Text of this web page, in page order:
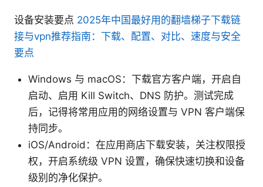
设备安装要点 2025年中国最好用的翻墙梯子下载链
接与vpn推荐指南：下载、配置、对比、速度与安全
要点
Windows 与 macOS：下载官方客户端，开启自
启动、启用 Kill Switch、DNS 防护。测试完成
后，记得将常用应用的网络设置与 VPN 客户端保
持同步。
iOS/Android：在应用商店下载安装，关注权限授
权，开启系统级 VPN 设置，确保快速切换和设备
级别的净化保护。